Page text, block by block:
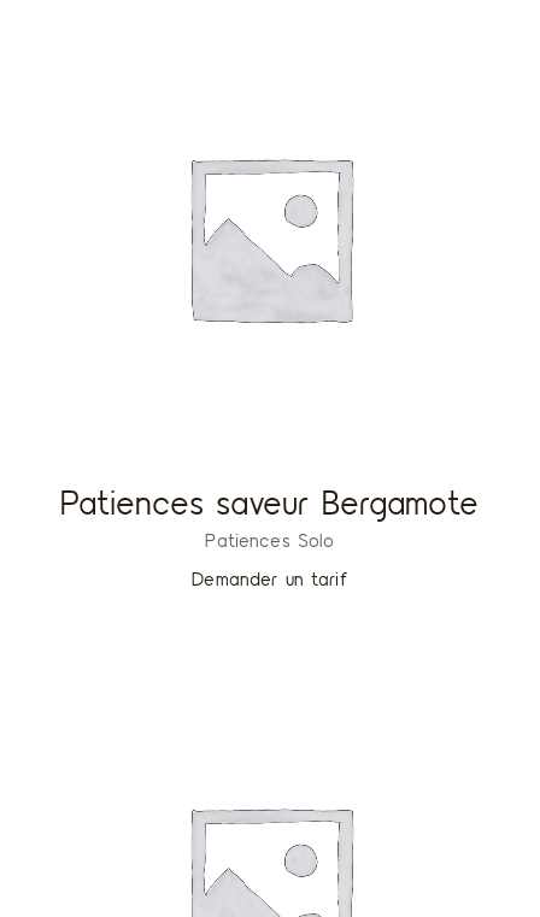
Patiences saveur Bergamote
Patiences Solo
Demander un tarif